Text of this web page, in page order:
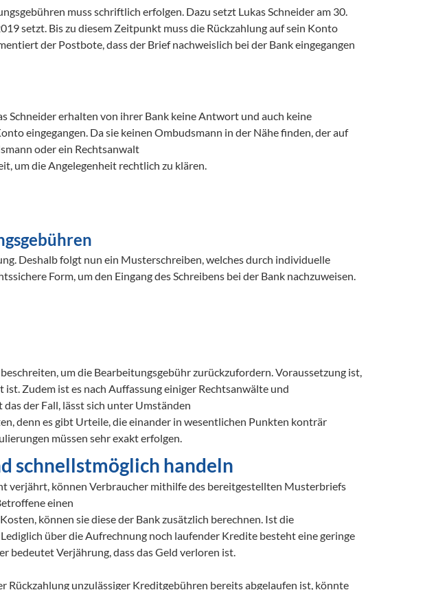
muss schriftlich erfolgen. Dazu setzt Lukas Schneider am 30.
setzt. Bis zu diesem Zeitpunkt muss die Rückzahlung auf sein Konto
der Postbote, dass der Brief nachweislich bei der Bank eingegangen
Schneider erhalten von ihrer Bank keine Antwort und auch keine
eingegangen. Da sie keinen Ombudsmann in der Nähe finden, der auf
oder ein Rechtsanwalt
um die Angelegenheit rechtlich zu klären.
Deshalb folgt nun ein Musterschreiben, welches durch individuelle
Form, um den Eingang des Schreibens bei der Bank nachzuweisen.
um die Bearbeitungsgebühr zurückzufordern. Voraussetzung ist,
Zudem ist es nach Auffassung einiger Rechtsanwälte und
der Fall, lässt sich unter Umständen
denn es gibt Urteile, die einander in wesentlichen Punkten konträr
müssen sehr exakt erfolgen.
schnellstmöglich handeln
verjährt, können Verbraucher mithilfe des bereitgestellten Musterbriefs
einen
können sie diese der Bank zusätzlich berechnen. Ist die
über die Aufrechnung noch laufender Kredite besteht eine geringe
bedeutet Verjährung, dass das Geld verloren ist.
unzulässiger Kreditgebühren bereits abgelaufen ist, könnte